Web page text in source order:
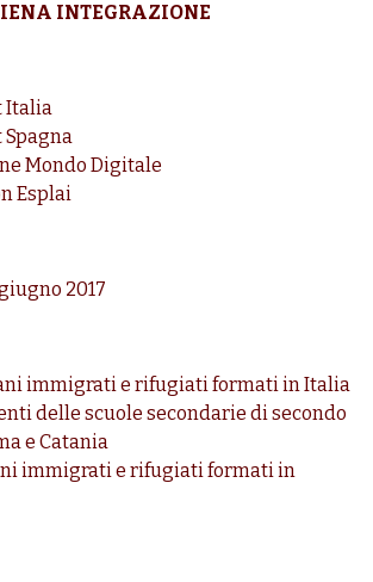
INTEGRAZIONE
Italia
Mondo Digitale
Esplai
2017
immigrati e rifugiati formati in Italia
delle scuole secondarie di secondo
e Catania
immigrati e rifugiati formati in